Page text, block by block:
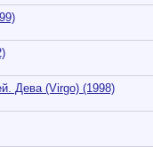
Дева (Virgo) (1998)